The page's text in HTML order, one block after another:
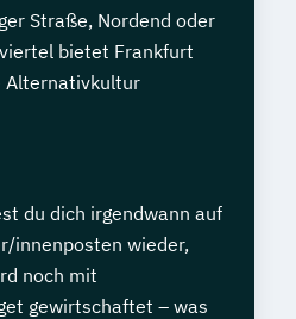
Straße, Nordend oder
bietet Frankfurt
Alternativkultur
du dich irgendwann auf
innenposten wieder,
noch mit
gewirtschaftet – was